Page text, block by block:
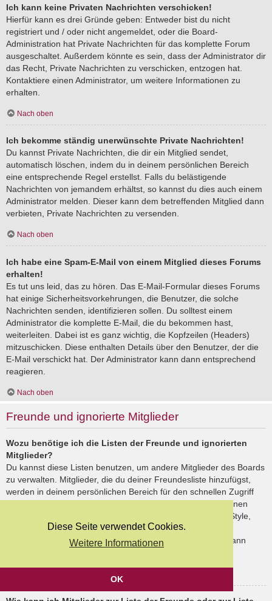
Diese Seite verwendet Cookies.
Weitere Informationen
OK
Ich kann keine Privaten Nachrichten verschicken!
Hierfür kann es drei Gründe geben: Entweder bist du nicht
registriert und / oder nicht angemeldet, oder die Board-
Administration hat Private Nachrichten für das komplette Forum
ausgeschaltet. Außerdem könnte es sein, dass der Administrator dir
das Recht, Private Nachrichten zu verschicken, entzogen hat.
Kontaktiere einen Administrator, um weitere Informationen zu
erhalten.
Nach oben
Ich bekomme ständig unerwünschte Private Nachrichten!
Du kannst Private Nachrichten, die dir ein Mitglied sendet,
automatisch löschen, indem du in deinem persönlichen Bereich
eine entsprechende Regel erstellst. Falls du belästigende
Nachrichten von jemandem erhältst, so kannst du dies auch einem
Administrator melden. Dieser kann dem betreffenden Mitglied dann
verbieten, Private Nachrichten zu versenden.
Nach oben
Ich habe eine Spam-E-Mail von einem Mitglied dieses Forums
erhalten!
Es tut uns leid, das zu hören. Das E-Mail-Formular dieses Forums
hat einige Sicherheitsvorkehrungen, die Benutzer, die solche
Nachrichten senden, identifizieren sollen. Du solltest einem
Administrator die komplette E-Mail, die du bekommen hast,
weiterleiten. Dabei ist es ganz wichtig, die Kopfzeilen (Headers)
mitzuschicken. Diese enthalten Details über den Benutzer, der die
E-Mail verschickt hat. Der Administrator kann dann entsprechend
reagieren.
Nach oben
Freunde und ignorierte Mitglieder
Wozu benötige ich die Listen der Freunde und ignorierten
Mitglieder?
Du kannst diese Listen benutzen, um andere Mitglieder des Boards
zu verwalten. Mitglieder, die du deiner Freundesliste hinzufügst,
werden in deinem persönlichen Bereich für den schnellen Zugriff
aufgelistet. Du siehst dort deren Onlinestatus und kannst ihnen
schnell eine Private Nachricht senden. Abhängig von dem Style,
den du verwendest, können Beiträge deiner Freunde auch
hervorgehoben sein. Wenn du einen Benutzer ignorierst, dann